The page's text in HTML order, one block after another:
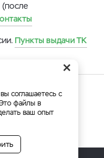
(после
Пункты выдачи ТК
×
соглашаетесь с
файлы в
ваш опыт